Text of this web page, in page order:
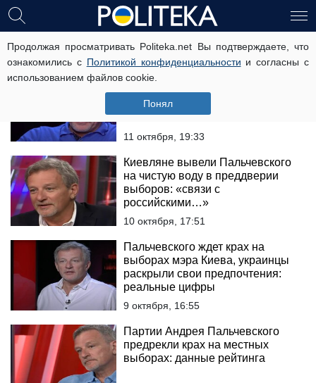
Продолжая просматривать Politeka.net Вы подтверждаете, что
ознакомились с Политикой конфиденциальности и согласны с
использованием файлов cookie.
Понял
Андрей Пальчевский
Журналисты поймали кандидата
в мэры Киева Андрея
Пальчевского на лжи
11 октября, 19:33
Киевляне вывели Пальчевского
на чистую воду в преддверии
выборов: «связи с
российскими…»
10 октября, 17:51
Пальчевского ждет крах на
выборах мэра Киева, украинцы
раскрыли свои предпочтения:
реальные цифры
9 октября, 16:55
Партии Андрея Пальчевского
предрекли крах на местных
выборах: данные рейтинга